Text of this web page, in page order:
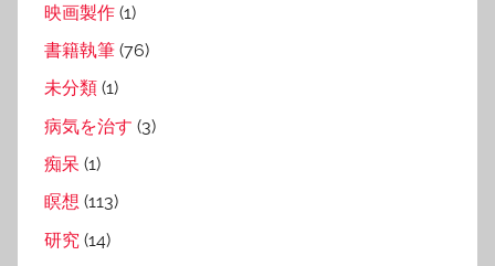
映画製作 (1)
書籍執筆 (76)
未分類 (1)
病気を治す (3)
痴呆 (1)
瞑想 (113)
研究 (14)